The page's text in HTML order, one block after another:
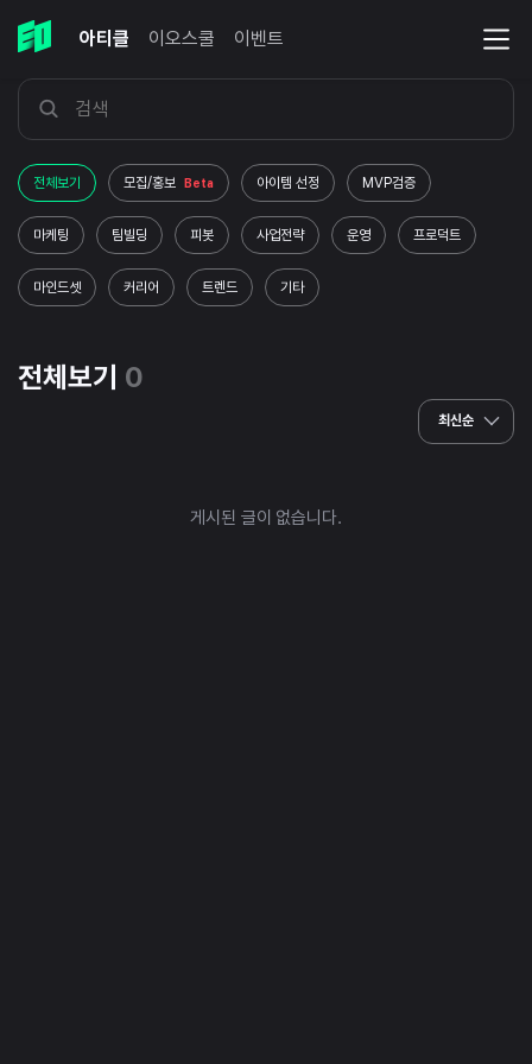
아티클 이오스쿨 이벤트
전체보기 모집/홍보 Beta 아이템 선정 MVP검증
마케팅 팀빌딩 피봇 사업전략 운영 프로덕트
마인드셋 커리어 트렌드 기타
전체보기 0
최신순
게시된 글이 없습니다.